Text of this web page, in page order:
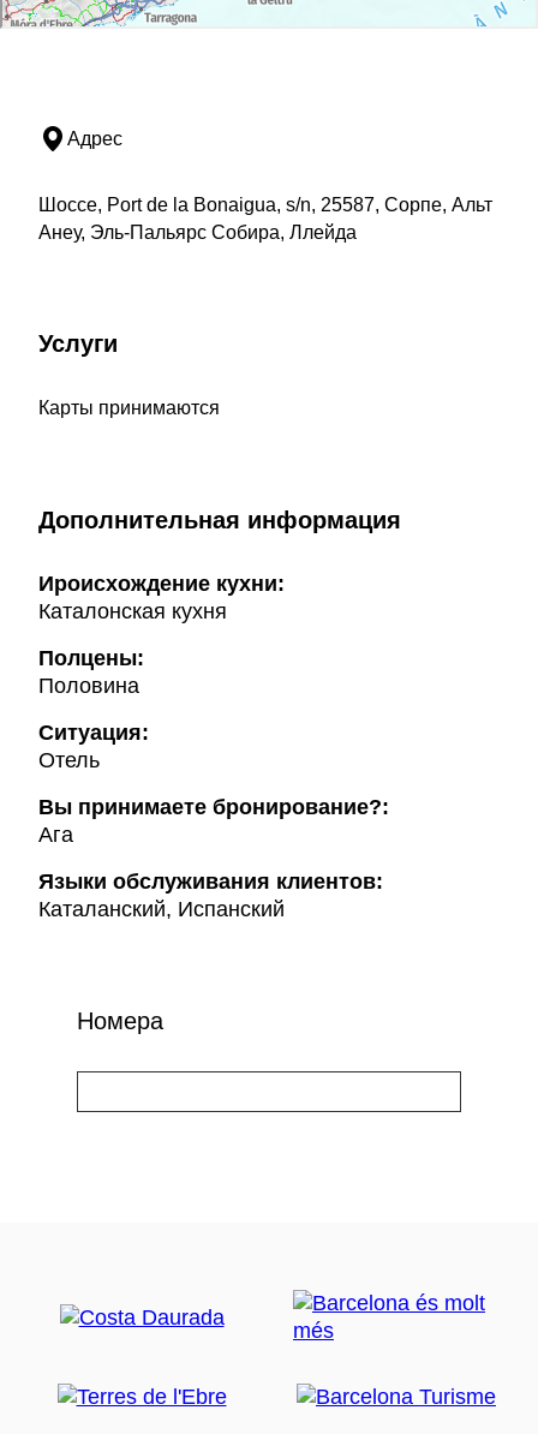
Адрес
Шоссе, Port de la Bonaigua, s/n, 25587, Сорпе, Альт
Анеу, Эль-Пальярс Собира, Ллейда
Услуги
Карты принимаются
Дополнительная информация
Ироисхождение кухни:
Каталонская кухня
Полцены:
Половина
Ситуация:
Отель
Вы принимаете бронирование?:
Ага
Языки обслуживания клиентов:
Каталанский, Испанский
Номера